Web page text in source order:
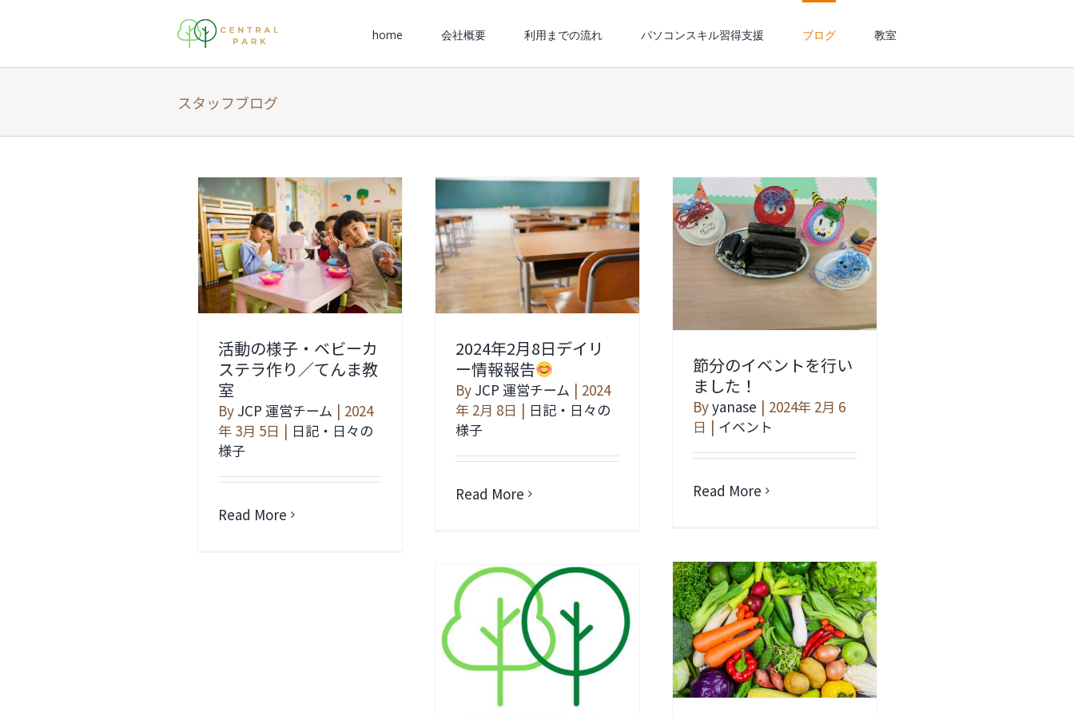
home 会社概要 利用までの流れ パソコンスキル習得支援 ブログ 教室
スタッフブログ
活動の様子・ベビーカ
ステラ作り／てんま教
室
By JCP 運営チーム | 2024
年 3月 5日 | 日記・日々の
様子
Read More
2024年2月8日デイリ
ー情報報告
By JCP 運営チーム | 2024
年 2月 8日 | 日記・日々の
様子
Read More
節分のイベントを行い
ました！
Byyanase | 2024年 2月 6
日 | イベント
Read More